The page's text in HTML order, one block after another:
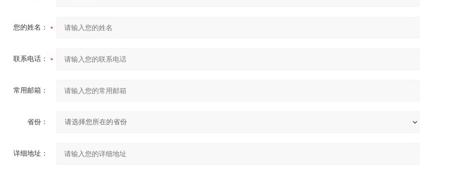
您的姓名：
联系电话：
常用邮箱：
省份：
详细地址：